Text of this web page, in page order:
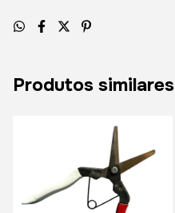
Produtos similares